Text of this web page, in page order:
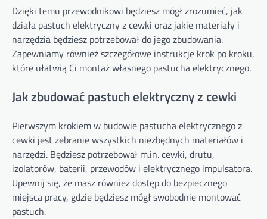
Dzięki temu przewodnikowi będziesz mógł zrozumieć, jak
działa pastuch elektryczny z cewki oraz jakie materiały i
narzędzia będziesz potrzebował do jego zbudowania.
Zapewniamy również szczegółowe instrukcje krok po kroku,
które ułatwią Ci montaż własnego pastucha elektrycznego.
Jak zbudować pastuch elektryczny z cewki
Pierwszym krokiem w budowie pastucha elektrycznego z
cewki jest zebranie wszystkich niezbędnych materiałów i
narzędzi. Będziesz potrzebował m.in. cewki, drutu,
izolatorów, baterii, przewodów i elektrycznego impulsatora.
Upewnij się, że masz również dostęp do bezpiecznego
miejsca pracy, gdzie będziesz mógł swobodnie montować
pastuch.